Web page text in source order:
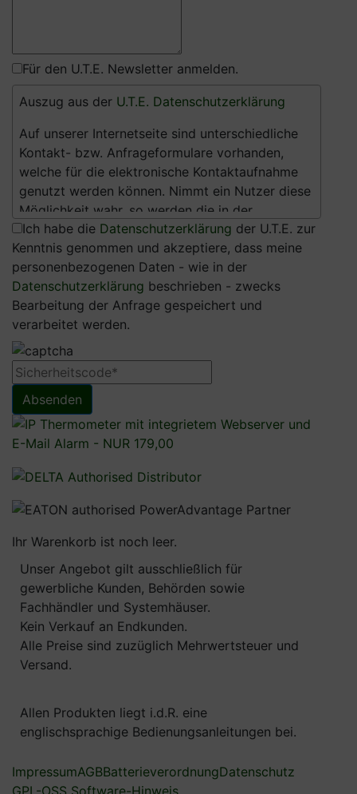
Für den U.T.E. Newsletter anmelden.
Auszug aus der U.T.E. Datenschutzerklärung
Auf unserer Internetseite sind unterschiedliche
Kontakt- bzw. Anfrageformulare vorhanden,
welche für die elektronische Kontaktaufnahme
genutzt werden können. Nimmt ein Nutzer diese
Möglichkeit wahr, so werden die in der
Eingabemaske eingegeben Daten an uns
übermittelt und gespeichert. Diese Daten sind:
(1) Anrede
(2) Vorname (optional)
(3) Nachname
(4) Unternehmen (optional)
(5) Telefonnummer (optional)
(6) Faxnummer (optional)
(7) E-Mailadresse
(8) Kundenart (Händler, Anwender, Installateur,
Planer)
Im Zeitpunkt der Absendung der Nachricht
werden zudem folgende Daten gespeichert:
(1) Informationen über den Browsertyp und die
(2) Das Betriebssystem des Nutzers
(3) Die IP-Adresse des Nutzers
(4) Datum und Uhrzeit der Registrierung
(5) Webseite über die das Formular abgesendet
wurde
Für die Verarbeitung der Daten wird im Rahmen
des Absendevorgangs Ihre Einwilligung
Alternativ ist eine Kontaktaufnahme über die
diesem Fall werden die mit der E-Mail
übermittelten personenbezogenen Daten des
Ich habe die Datenschutzerklärung der U.T.E. zur
Kenntnis genommen und akzeptiere, dass meine
personenbezogenen Daten - wie in der
Datenschutzerklärung beschrieben - zwecks
Bearbeitung der Anfrage gespeichert und
verarbeitet werden.
Absenden
Ihr Warenkorb ist noch leer.
Unser Angebot gilt ausschließlich für
gewerbliche Kunden, Behörden sowie
Fachhändler und Systemhäuser.
Kein Verkauf an Endkunden.
Alle Preise sind zuzüglich Mehrwertsteuer und
Versand.
Allen Produkten liegt i.d.R. eine
englischsprachige Bedienungsanleitungen bei.
ImpressumAGBBatterieverordnungDatenschutz